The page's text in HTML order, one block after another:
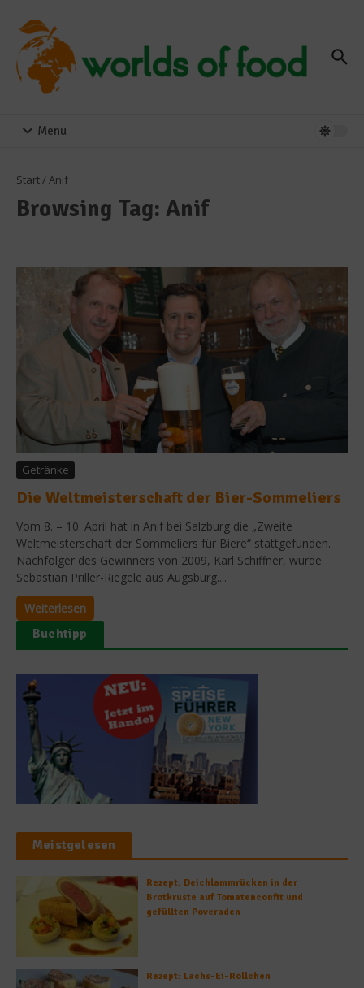
Menu
Start/ Anif
Browsing Tag: Anif
Getränke
Die Weltmeisterschaft der Bier-Sommeliers
Vom 8. – 10. April hat in Anif bei Salzburg die „Zweite
Weltmeisterschaft der Sommeliers für Biere“ stattgefunden.
Nachfolger des Gewinners von 2009, Karl Schiffner, wurde
Sebastian Priller-Riegele aus Augsburg....
Weiterlesen
Buchtipp
Meistgelesen
Rezept: Deichlammrücken in der
Brotkruste auf Tomatenconfit und
gefüllten Poveraden
Rezept: Lachs-Ei-Röllchen